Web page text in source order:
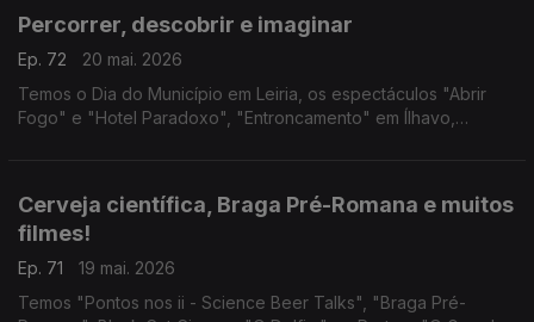
Percorrer, descobrir e imaginar
Ep. 72
20 mai. 2026
Temos o Dia do Município em Leiria, os espectáculos "Abrir
Fogo" e "Hotel Paradoxo", "Entroncamento" em Ílhavo,
Cerveja científica, Braga Pré-Romana e muitos
filmes!
Ep. 71
19 mai. 2026
Temos "Pontos nos ii - Science Beer Talks", "Braga Pré-